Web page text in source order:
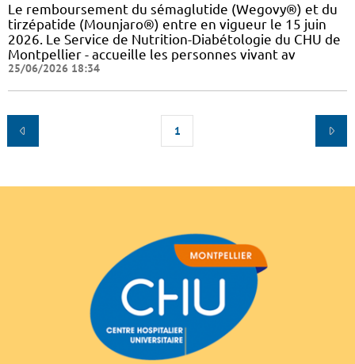
Le remboursement du sémaglutide (Wegovy®) et du
tirzépatide (Mounjaro®) entre en vigueur le 15 juin
2026. Le Service de Nutrition-Diabétologie du CHU de
Montpellier - accueille les personnes vivant av
25/06/2026 18:34
1